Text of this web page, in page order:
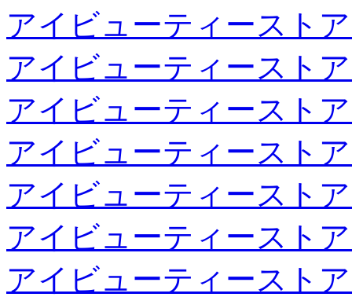
アイビューティースト
アイビューティースト
アイビューティースト
アイビューティースト
アイビューティースト
アイビューティースト
アイビューティースト